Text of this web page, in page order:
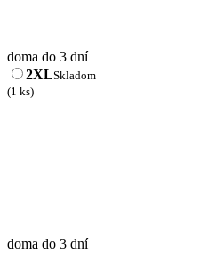
doma do 3 dní
2XLSkladom
(1 ks)
doma do 3 dní